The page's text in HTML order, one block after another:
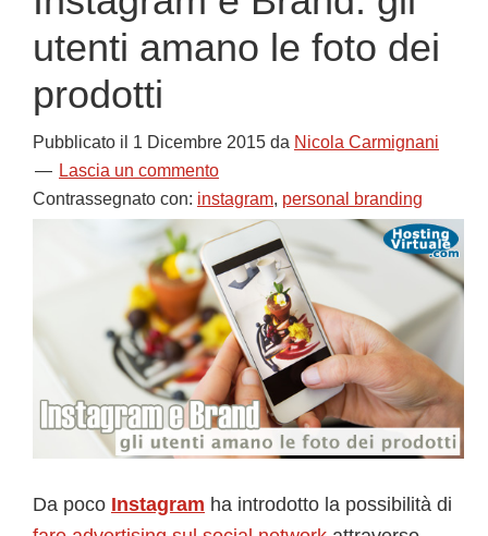
utenti amano le foto dei
prodotti
Pubblicato il 1 Dicembre 2015 da Nicola Carmignani
Lascia un commento
Contrassegnato con: instagram, personal branding
Da poco Instagram ha introdotto la possibilità di